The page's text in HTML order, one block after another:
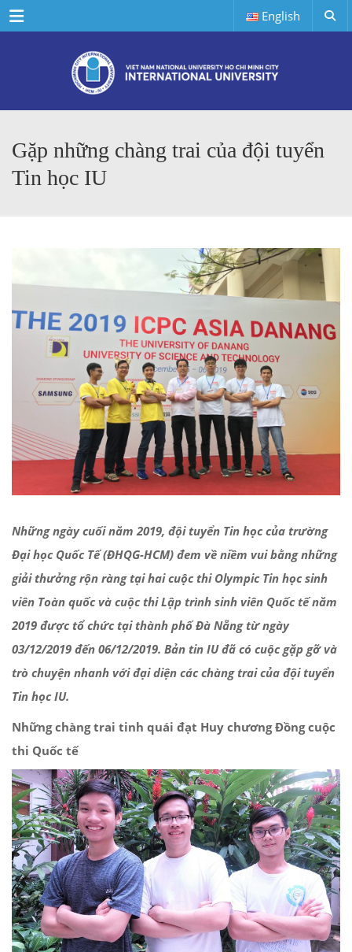
Menu English
Gặp những chàng trai của đội tuyển
Tin học IU
Những ngày cuối năm 2019, đội tuyển Tin học của trường
Đại học Quốc Tế (ĐHQG-HCM) đem về niềm vui bằng những
giải thưởng rộn ràng tại hai cuộc thi Olympic Tin học sinh
viên Toàn quốc và cuộc thi Lập trình sinh viên Quốc tế năm
2019 được tổ chức tại thành phố Đà Nẵng từ ngày
03/12/2019 đến 06/12/2019. Bản tin IU đã có cuộc gặp gỡ và
trò chuyện nhanh với đại diện các chàng trai của đội tuyển
Tin học IU.
Những chàng trai tinh quái đạt Huy chương Đồng cuộc
thi Quốc tế